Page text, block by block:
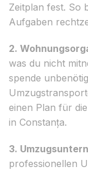
Zeitplan fest. So
Aufgaben
2.
was du nicht
spende
einen Plan für
in Constanța.
3.
professionellen